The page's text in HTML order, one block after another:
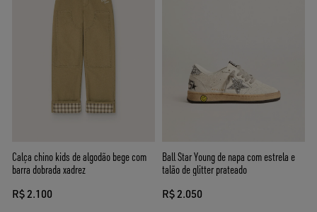
Calça chino kids de algodão bege com
barra dobrada xadrez
R$ 2.100
Ball Star Young de napa com estrela e
talão de glitter prateado
R$ 2.050